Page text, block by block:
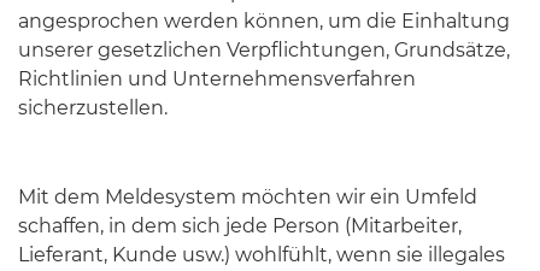
angesprochen werden können, um die Einhaltung
unserer gesetzlichen Verpflichtungen, Grundsätze,
Richtlinien und Unternehmensverfahren
sicherzustellen.
Mit dem Meldesystem möchten wir ein Umfeld
schaffen, in dem sich jede Person (Mitarbeiter,
Lieferant, Kunde usw.) wohlfühlt, wenn sie illegales